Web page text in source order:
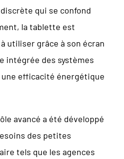
qui se confond
la tablette est
utiliser grâce à son écran
intégrée des systèmes
efficacité énergétique
avancé a été développé
des petites
tels que les agences